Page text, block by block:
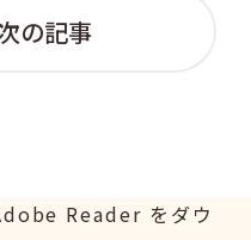
の記事
Reader をダウ